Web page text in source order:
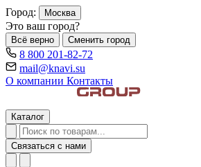
Город: Москва
Это ваш город?
Всё верно Сменить город
8 800 201-82-72
mail@knavi.su
О компании Контакты
Каталог
Связаться с нами